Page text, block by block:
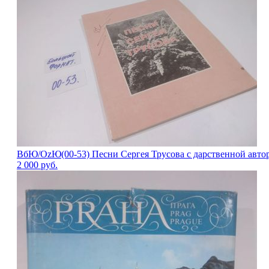
ВбЮ/OzЮ(00-53) Песни Сергея Трусова с дарственной
2 000 руб.